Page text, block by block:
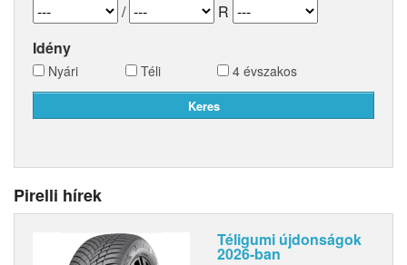
/
R
Idény
Nyári Téli 4 évszakos
Pirelli hírek
Téligumi újdonságok
2026-ban